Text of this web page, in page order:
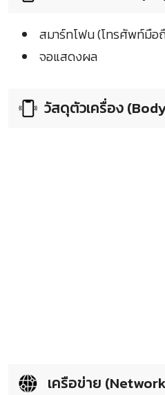
สมาร์ทโฟน (โทรศัพท์มือ
จอแสดงผล
วัสดุตัวเครื่อง
เครือข่าย